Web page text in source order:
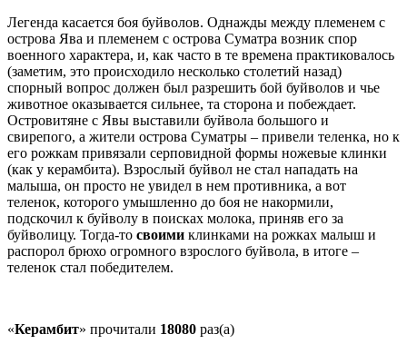
Легенда касается боя буйволов. Однажды между племенем с
острова Ява и племенем с острова Суматра возник спор
военного характера, и, как часто в те времена практиковалось
(заметим, это происходило несколько столетий назад)
спорный вопрос должен был разрешить бой буйволов и чье
животное оказывается сильнее, та сторона и побеждает.
Островитяне с Явы выставили буйвола большого и
свирепого, а жители острова Суматры – привели теленка, но к
его рожкам привязали серповидной формы ножевые клинки
(как у керамбита). Взрослый буйвол не стал нападать на
малыша, он просто не увидел в нем противника, а вот
теленок, которого умышленно до боя не накормили,
подскочил к буйволу в поисках молока, приняв его за
буйволицу. Тогда-то своими клинками на рожках малыш и
распорол брюхо огромного взрослого буйвола, в итоге –
теленок стал победителем.
«Керамбит» прочитали 18080 раз(а)